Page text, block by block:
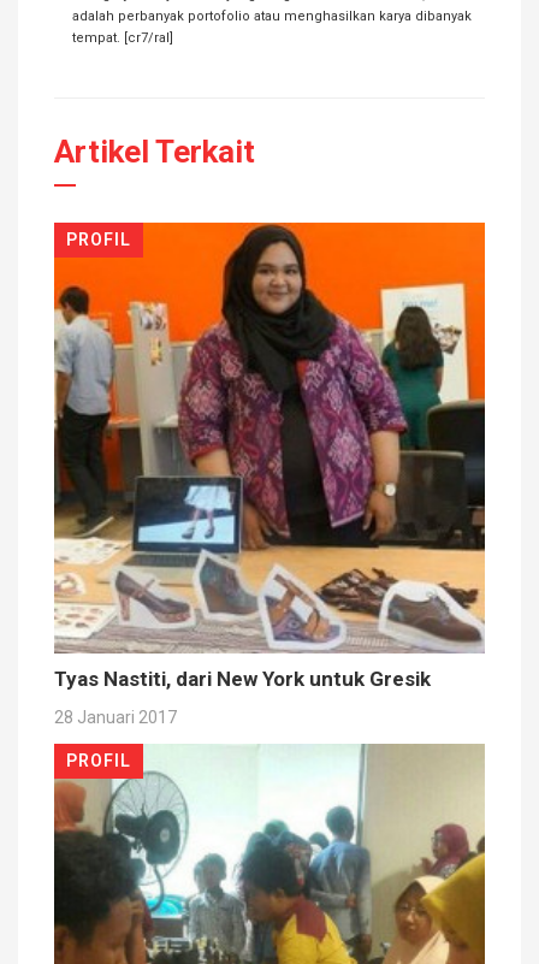
adalah perbanyak portofolio atau menghasilkan karya dibanyak
tempat. [cr7/ral]
Artikel Terkait
PROFIL
Tyas Nastiti, dari New York untuk Gresik
28 Januari 2017
PROFIL